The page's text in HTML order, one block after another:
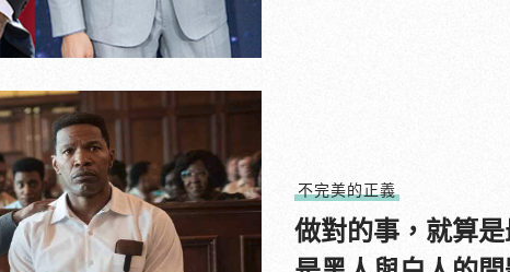
不完美的正義
做對的事，就算